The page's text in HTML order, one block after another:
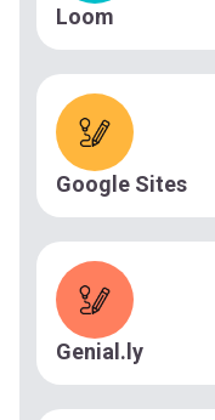
Loom
Google Sites
Genial.ly